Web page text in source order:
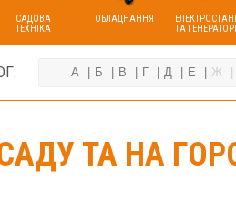
САДОВА
ТЕХНІКА
ОБЛАДНАННЯ
ТА
А Б В Г Д Е Ж
ТА НА